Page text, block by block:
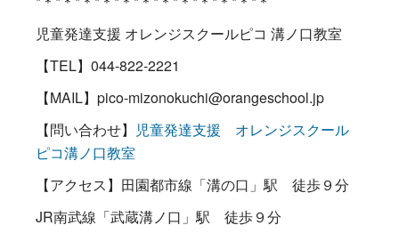
児童発達支援 オレンジスクールピコ 溝ノ口教室
【TEL】044-822-2221
【MAIL】pico-mizonokuchi@orangeschool.jp
【問い合わせ】 児童発達支援 オレンジスクール
ピコ溝ノ口教室
【アクセス】田園都市線「溝の口」駅 徒歩９分
JR南武線「武蔵溝ノ口」駅 徒歩９分